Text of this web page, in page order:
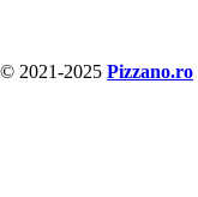
© 2021-2025 Pizzano.ro